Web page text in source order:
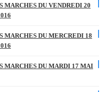
MARCHES DU VENDREDI 20
MARCHES DU MERCREDI 18
MARCHES DU MARDI 17 MAI